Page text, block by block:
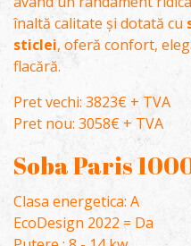
înaltă calitate și dotată cu
sticlei, oferă confort,
flacără.
Pret vechi: 3823€ + TVA
Pret nou: 3058€ + TVA
Soba Paris
Clasa energetica: A
EcoDesign 2022 = Da